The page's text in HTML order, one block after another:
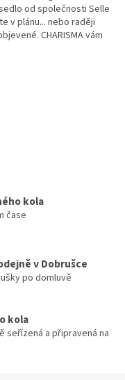
od společnosti Selle
v plánu... nebo raději
CHARISMA vám
kola
čase
v Dobrušce
po domluvě
kola
seřízená a připravená na